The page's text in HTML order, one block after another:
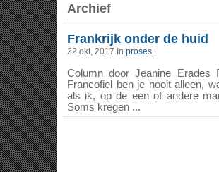
Archief
Frankrijk onder de huid
22 okt, 2017 In proses
Column door Jeanine Erades
Francofiel ben je nooit alleen,
als ik, op de een of andere
Soms kregen ...